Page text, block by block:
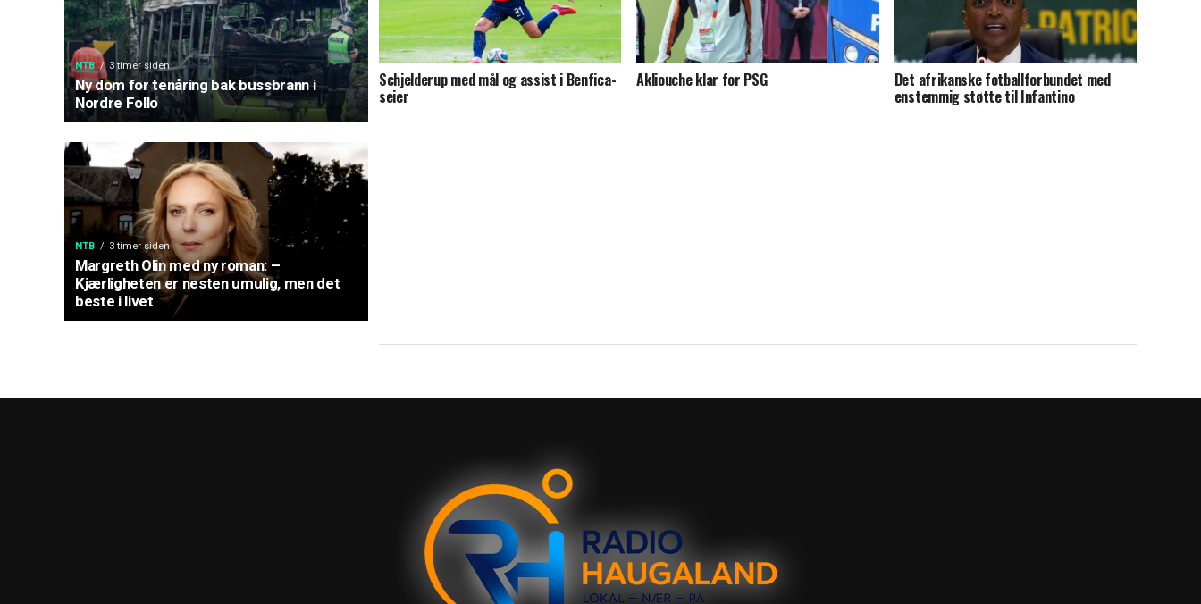
NTB 3 timer siden
Ny dom for tenåring bak bussbrann i
Nordre Follo
NTB 3 timer siden
Margreth Olin med ny roman: –
Kjærligheten er nesten umulig, men det
beste i livet
Schjelderup med mål og assist i Benfica-
seier
Akliouche klar for PSG Det afrikanske fotballforbundet med
enstemmig støtte til Infantino